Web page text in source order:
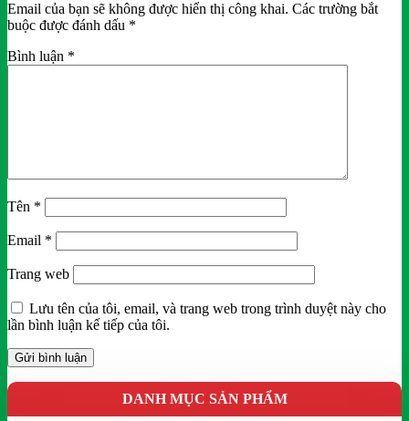
Email của bạn sẽ không được hiển thị công khai. Các trường bắt
buộc được đánh dấu *
Bình luận *
Tên *
Email *
Trang web
Lưu tên của tôi, email, và trang web trong trình duyệt này cho
lần bình luận kế tiếp của tôi.
DANH MỤC SẢN PHẨM